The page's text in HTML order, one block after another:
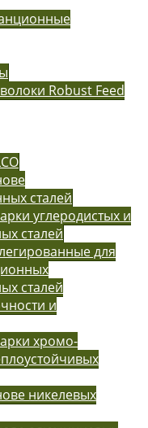
Robust Feed
сталей
углеродистых и
сталей
для
сталей
и
хромо-
никелевых